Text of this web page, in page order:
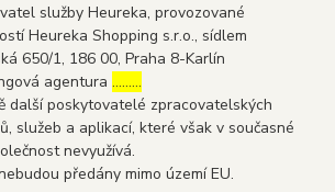
služby Heureka, provozované
Heureka Shopping s.r.o., sídlem
650/1, 186 00, Praha 8-Karlín
agentura………
další poskytovatelé zpracovatelských
služeb a aplikací, které však v současné
nevyužívá.
předány mimo území EU.